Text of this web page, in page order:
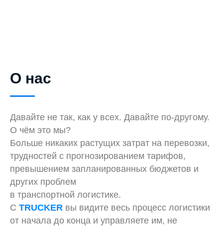
О нас
Давайте не так, как у всех. Давайте по-другому.
О чём это мы?
Больше никаких растущих затрат на перевозки,
трудностей с прогнозированием тарифов,
превышением запланированных бюджетов и
других проблем
в транспортной логистике.
С TRUCKER вы видите весь процесс логистики
от начала до конца и управляете им, не